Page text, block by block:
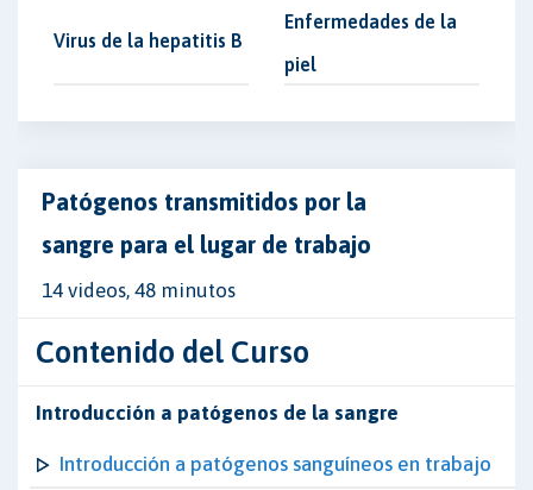
Virus de la hepatitis B
Enfermedades de la
piel
Patógenos transmitidos por la
sangre para el lugar de trabajo
14 videos, 48 minutos
Contenido del Curso
Introducción a patógenos de la sangre
Introducción a patógenos sanguíneos en trabajo